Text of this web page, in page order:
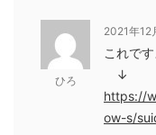
ひろ
2021年12
これで
↓
https://
ow-s/